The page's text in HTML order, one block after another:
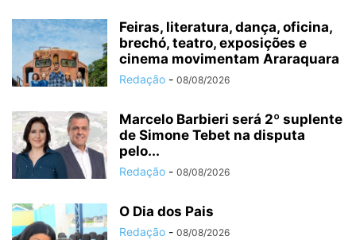
Feiras, literatura, dança, oficina,
brechó, teatro, exposições e
cinema movimentam Araraquara
Redação - 08/08/2026
Marcelo Barbieri será 2º suplente
de Simone Tebet na disputa
pelo...
Redação - 08/08/2026
O Dia dos Pais
Redação - 08/08/2026